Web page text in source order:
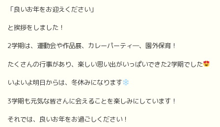
「良いお年をお迎えください」
と挨拶をしました！
2学期は、運動会や作品展、カレーパーティ―、園外保育！
たくさんの行事があり、楽しい思い出がいっぱいできた2学期でした
いよいよ明日からは、冬休みになります
3学期も元気な皆さんに会えることを楽しみにしています！
それでは、良いお年をお過ごしください！